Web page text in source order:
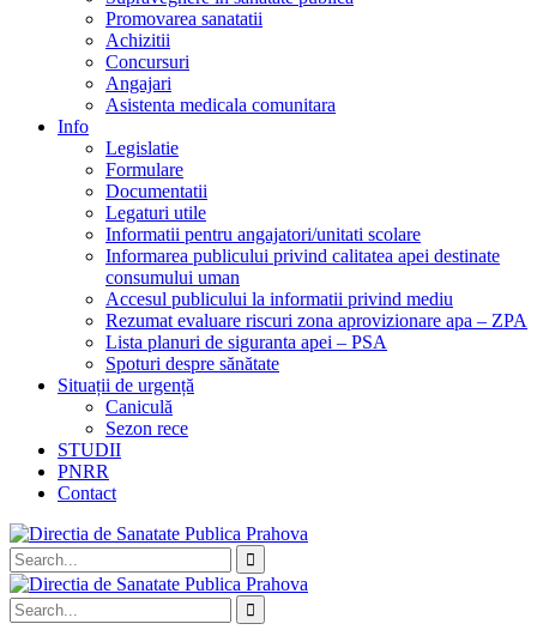
Promovarea sanatatii
Achizitii
Concursuri
Angajari
Asistenta medicala comunitara
Info
Legislatie
Formulare
Documentatii
Legaturi utile
Informatii pentru angajatori/unitati scolare
Informarea publicului privind calitatea apei destinate
consumului uman
Accesul publicului la informatii privind mediu
Rezumat evaluare riscuri zona aprovizionare apa – ZPA
Lista planuri de siguranta apei – PSA
Spoturi despre sănătate
Situații de urgență
Caniculă
Sezon rece
STUDII
PNRR
Contact